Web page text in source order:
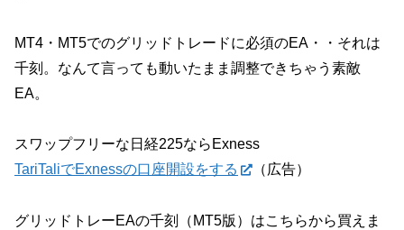
MT4・MT5でのグリッドトレードに必須のEA・・それは
千刻。なんて言っても動いたまま調整できちゃう素敵
EA。
スワップフリーな日経225ならExness
TariTaliでExnessの口座開設をする
（広告）
グリッドトレーEAの千刻（MT5版）はこちらから買えま